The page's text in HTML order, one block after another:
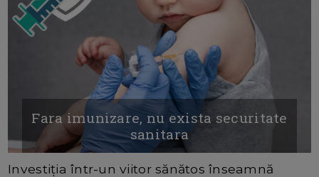
Fara imunizare, nu exista securitate
sanitara
Investiția într-un viitor sănătos înseamnă